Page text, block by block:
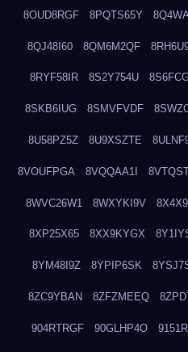
8OUD8RGF 8PQTS65Y
8QJ48I60 8QM6M2QF
8RYF58IR 8S2Y754U
8SKB6IUG 8SMVFVDF
8U58PZ5Z 8U9XSZTE
8VOUFPGA 8VQQAA1I
8WVC26W1 8WXYKI9V
8XP25X65 8XX9KYGX
8YM48I9Z 8YPIP6SK
8ZC9YBAN 8ZFZMEEQ
904RTRGF 90GLHP4O